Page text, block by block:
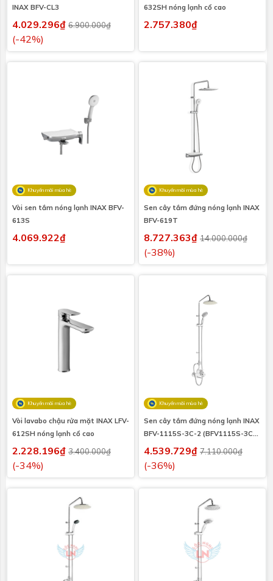
INAX BFV-CL3
4.029.296₫ 6.900.000₫
(-42%)
632SH nóng lạnh cổ cao
2.757.380₫
Khuyến mãi mùa hè
Vòi sen tắm nóng lạnh INAX BFV-
613S
4.069.922₫
Khuyến mãi mùa hè
Sen cây tắm đứng nóng lạnh INAX
BFV-619T
8.727.363₫ 14.000.000₫
(-38%)
Khuyến mãi mùa hè
Vòi lavabo chậu rửa mặt INAX LFV-
612SH nóng lạnh cổ cao
2.228.196₫ 3.400.000₫
(-34%)
Khuyến mãi mùa hè
Sen cây tắm đứng nóng lạnh INAX
BFV-1115S-3C-2 (BFV1115S-3C-
2)
4.539.729₫ 7.110.000₫
(-36%)